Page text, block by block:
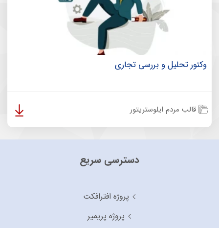
وکتور تحلیل و بررسی تجاری
قالب مردم ایلوستریتور
دسترسی سریع
پروژه افترافکت
پروژه پریمیر